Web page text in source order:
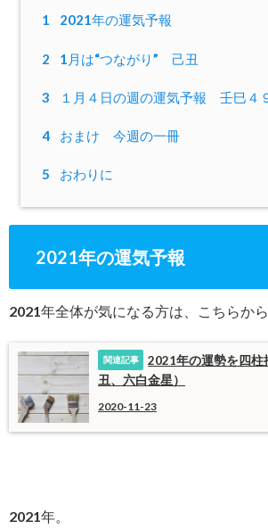
1 2021年の運気予報
2 1月は“つながり” 己丑
3 １月４日の週の運気予報 壬巳４
4 おまけ 今週の一冊
5 おわりに
2021年の運気予報
2021年全体が気になる方は、こちらか
2021年の運勢を四柱
丑、六白金星）
2020-11-23
2021年。